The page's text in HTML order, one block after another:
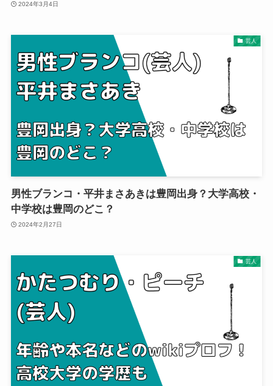
2024年3月4日
芸人
男性ブランコ・平井まさあきは豊岡出身？大学高校・
中学校は豊岡のどこ？
2024年2月27日
芸人